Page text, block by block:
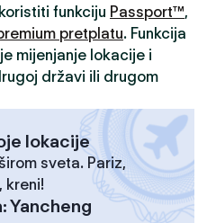
funkciju Passport™,
pretplatu. Funkcija
mijenjanje lokacije i
državi ili drugom
lokacije
sveta. Pariz,
kreni!
:Yancheng